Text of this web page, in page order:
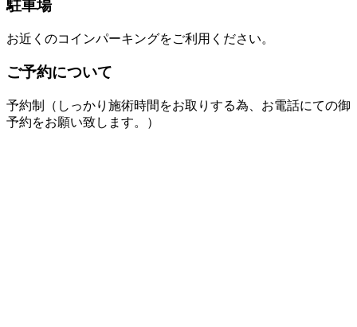
駐車場
お近くのコインパーキングをご利用ください。
ご予約について
予約制（しっかり施術時間をお取りする為、お電話にての御
予約をお願い致します。）